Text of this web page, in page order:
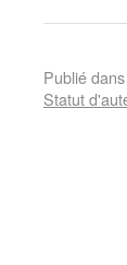
Publié dans
Statut